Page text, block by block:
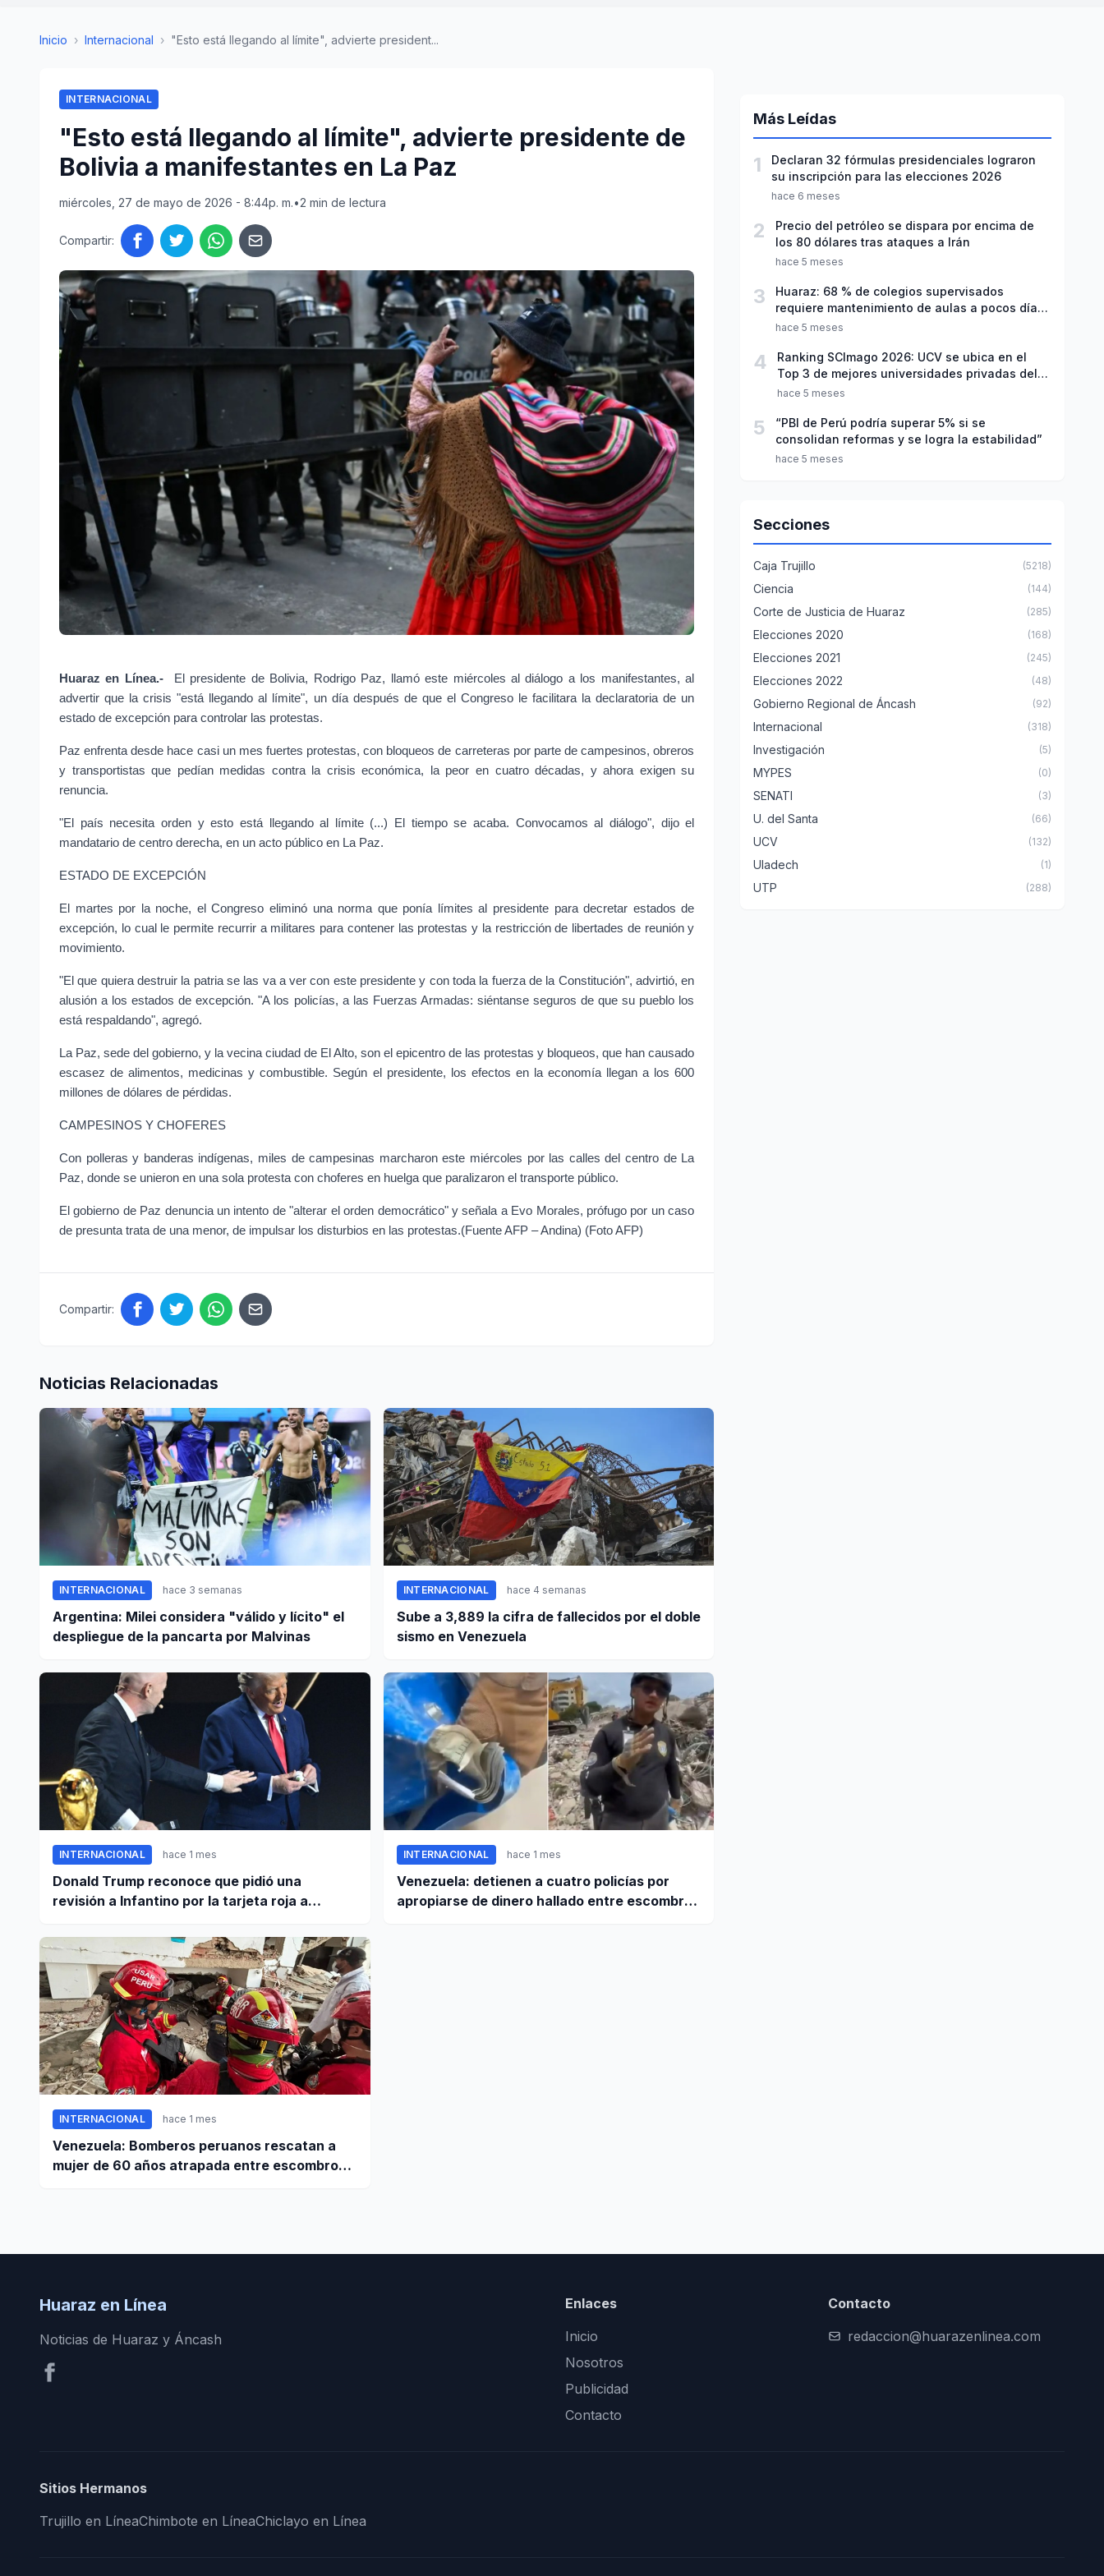
Inicio › Internacional › "Esto está llegando al límite", advierte president...
INTERNACIONAL
"Esto está llegando al límite", advierte presidente de
Bolivia a manifestantes en La Paz
miércoles, 27 de mayo de 2026 - 8:44p. m.•2 min de lectura
Compartir:
Huaraz en Línea.-
El presidente de Bolivia, Rodrigo Paz, llamó este miércoles al diálogo a los manifestantes, al
advertir que la crisis "está llegando al límite", un día después de que el Congreso le facilitara la declaratoria de un
estado de excepción para controlar las protestas.
Paz enfrenta desde hace casi un mes fuertes protestas, con bloqueos de carreteras por parte de campesinos, obreros
y transportistas que pedían medidas contra la crisis económica, la peor en cuatro décadas, y ahora exigen su
renuncia.
"El país necesita orden y esto está llegando al límite (...) El tiempo se acaba. Convocamos al diálogo", dijo el
mandatario de centro derecha, en un acto público en La Paz.
ESTADO DE EXCEPCIÓN
El martes por la noche, el Congreso eliminó una norma que ponía límites al presidente para decretar estados de
excepción, lo cual le permite recurrir a militares para contener las protestas y la restricción de libertades de reunión y
movimiento.
"El que quiera destruir la patria se las va a ver con este presidente y con toda la fuerza de la Constitución", advirtió, en
alusión a los estados de excepción. "A los policías, a las Fuerzas Armadas: siéntanse seguros de que su pueblo los
está respaldando", agregó.
La Paz, sede del gobierno, y la vecina ciudad de El Alto, son el epicentro de las protestas y bloqueos, que han causado
escasez de alimentos, medicinas y combustible. Según el presidente, los efectos en la economía llegan a los 600
millones de dólares de pérdidas.
CAMPESINOS Y CHOFERES
Con polleras y banderas indígenas, miles de campesinas marcharon este miércoles por las calles del centro de La
Paz, donde se unieron en una sola protesta con choferes en huelga que paralizaron el transporte público.
El gobierno de Paz denuncia un intento de "alterar el orden democrático" y señala a Evo Morales, prófugo por un caso
de presunta trata de una menor, de impulsar los disturbios en las protestas.(Fuente AFP – Andina) (Foto AFP)
Compartir:
Noticias Relacionadas
INTERNACIONAL hace 3 semanas
Argentina: Milei considera "válido y lícito" el
despliegue de la pancarta por Malvinas
INTERNACIONAL hace 4 semanas
Sube a 3,889 la cifra de fallecidos por el doble
sismo en Venezuela
INTERNACIONAL hace 1 mes
Donald Trump reconoce que pidió una
revisión a Infantino por la tarjeta roja a
INTERNACIONAL hace 1 mes
Venezuela: detienen a cuatro policías por
apropiarse de dinero hallado entre escombros
INTERNACIONAL hace 1 mes
Venezuela: Bomberos peruanos rescatan a
mujer de 60 años atrapada entre escombros
Más Leídas
1
Declaran 32 fórmulas presidenciales lograron
su inscripción para las elecciones 2026
hace 6 meses
2
Precio del petróleo se dispara por encima de
los 80 dólares tras ataques a Irán
hace 5 meses
3
Huaraz: 68 % de colegios supervisados
requiere mantenimiento de aulas a pocos días
de inicio del año escolar 2026
hace 5 meses
4
Ranking SCImago 2026: UCV se ubica en el
Top 3 de mejores universidades privadas del
Perú
hace 5 meses
5
“PBI de Perú podría superar 5% si se
consolidan reformas y se logra la estabilidad”
hace 5 meses
Secciones
Caja Trujillo (5218)
Ciencia (144)
Corte de Justicia de Huaraz (285)
Elecciones 2020 (168)
Elecciones 2021 (245)
Elecciones 2022 (48)
Gobierno Regional de Áncash (92)
Internacional (318)
Investigación (5)
MYPES (0)
SENATI (3)
U. del Santa (66)
UCV (132)
Uladech (1)
UTP (288)
Huaraz en Línea
Noticias de Huaraz y Áncash
Enlaces
Inicio
Nosotros
Publicidad
Contacto
Contacto
redaccion@huarazenlinea.com
Sitios Hermanos
Trujillo en LíneaChimbote en LíneaChiclayo en Línea